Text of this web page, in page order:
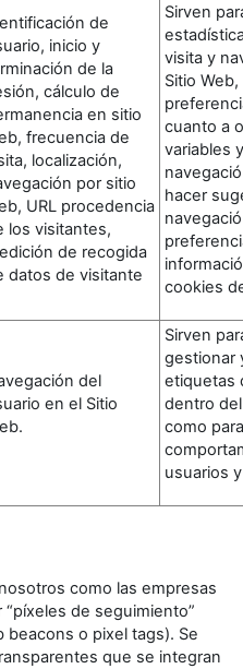
de
inicio y
de la
cálculo de
en sitio
frecuencia de
localización,
por sitio
URL procedencia
los visitantes,
de recogida
datos de visitante
Sirven
visita y
Sitio
cuanto a
variables
hacer
cookies
del
en el Sitio
Sirven
gestionar
etiquetas
dentro
como
usuarios
como las empresas
de seguimiento”
o pixel tags). Se
que se integran